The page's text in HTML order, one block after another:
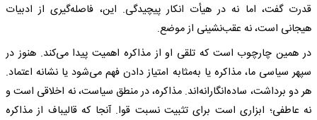
قدرت گفت، اما نه در هیأت انکار پیچیدگی. این، فاصله‌گیری از ادبیات
هیجانی است، نه عقب‌نشینی از موضع.
در همین چارچوب است که تلقی او از مذاکره اهمیت پیدا می‌کند. هنوز در
سپهر سیاسی ما، مذاکره یا به‌مثابه امتیاز دادن فهم می‌شود یا نشانه اعتماد.
هر دو برداشت، ساده‌انگارانه‌اند. مذاکره، در منطق سیاست، نه اخلاقی است و
نه عاطفی؛ ابزاری است برای تثبیت نسبت قوا. آنجا که قالیباف از مذاکره